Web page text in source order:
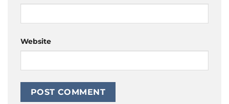
Website